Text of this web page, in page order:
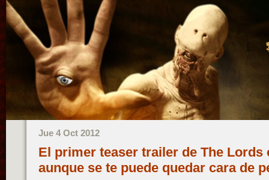
Jue 4 Oct 2012
El primer teaser trailer de The Lords
aunque se te puede quedar cara de